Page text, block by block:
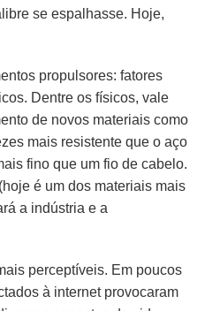
se espalhasse. Hoje,
propulsores: fatores
Dentre os físicos, vale
de novos materiais como
mais resistente que o aço
fino que um fio de cabelo.
é um dos materiais mais
a indústria e a
perceptíveis. Em poucos
à internet provocaram